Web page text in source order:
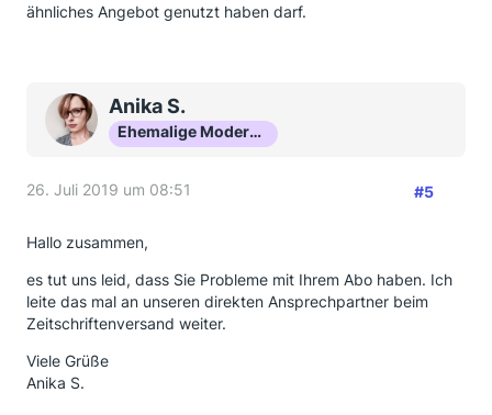
ähnliches Angebot genutzt haben darf.
Anika S.
Ehemalige Moderatorin
26. Juli 2019 um 08:51 #5
Hallo zusammen,
es tut uns leid, dass Sie Probleme mit Ihrem Abo haben. Ich
leite das mal an unseren direkten Ansprechpartner beim
Zeitschriftenversand weiter.
Viele Grüße
Anika S.